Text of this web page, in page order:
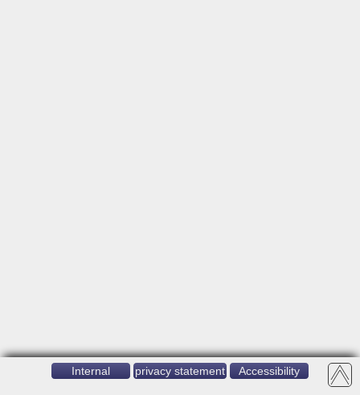
Internal privacy statement Accessibility